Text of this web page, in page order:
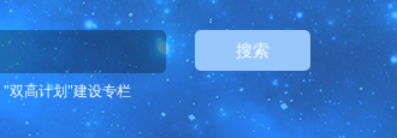
搜索
"双高计划"建设专栏